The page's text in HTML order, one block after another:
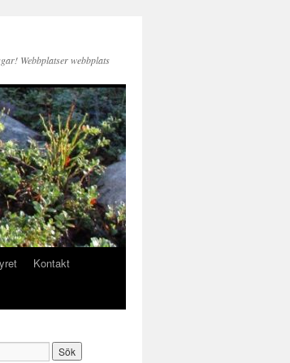
Webbplatser webbplats
Kontakt